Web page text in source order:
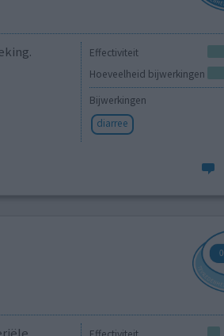
Effectiviteit
Hoeveelheid bijwerkingen
Bijwerkingen
diarree